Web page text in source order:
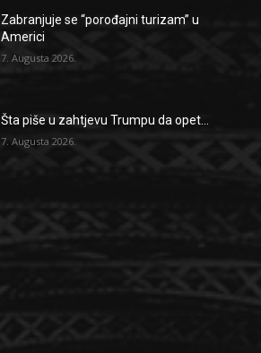
Zabranjuje se “porođajni turizam” u
Americi
7. Augusta 2026.
Šta piše u zahtjevu Trumpu da opet...
7. Augusta 2026.